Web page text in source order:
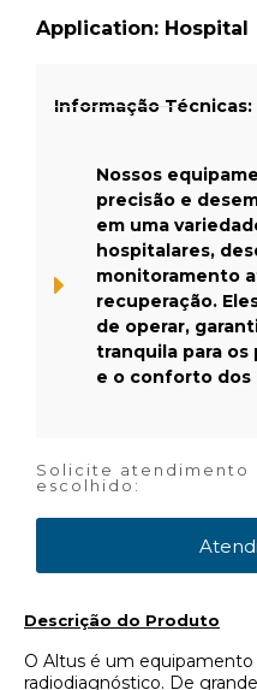
Application: Hospital
Informação Técnicas:
Nossos
precisão e
em uma
hospitalares,
monitoramento
recuperação.
de operar,
tranquila para os
e o conforto dos
Solicite atendimento
escolhido:
Descrição do Produto​
O Altus é um equipamento
radiodiagnóstico. De